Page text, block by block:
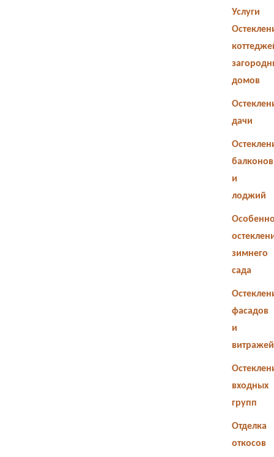
Услуги
домов
дачи
балконов
и
лоджий
зимнего
сада
фасадов
и
витражей
входных
групп
Отделка
откосов